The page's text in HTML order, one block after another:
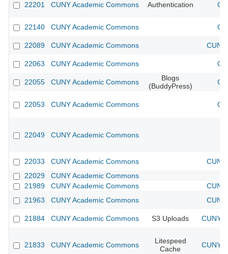
22201 CUNY Academic Commons Authentication
22140 CUNY Academic Commons
22089 CUNY Academic Commons
22063 CUNY Academic Commons
22055 CUNY Academic Commons
Blogs
(BuddyPress)
22053 CUNY Academic Commons
22049 CUNY Academic Commons
22033 CUNY Academic Commons
22029
CUNY Academic Commons
21989
CUNY Academic Commons
21963
CUNY Academic Commons
21884 CUNY Academic Commons S3 Uploads CUNY
21833 CUNY Academic Commons
Litespeed
Cache
CUNY